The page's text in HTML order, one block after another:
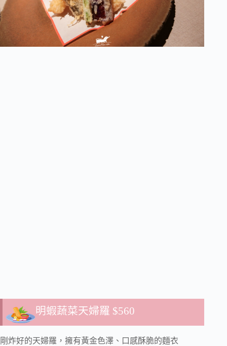
明蝦蔬菜天婦羅 $560
剛炸好的天婦羅，擁有黃金色澤、口感酥脆的麵衣